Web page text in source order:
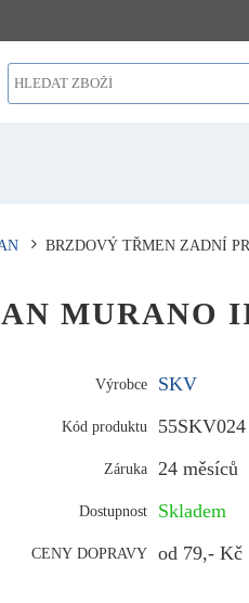
BRZDOVÝ TŘMEN ZADNÍ
MURANO
Výrobce SKV
Kód produktu 55SKV024
Záruka 24 měsíců
Dostupnost Skladem
CENY DOPRAVY od 79,- Kč